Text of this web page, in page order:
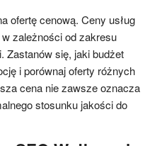
ofertę cenową. Ceny usług
zależności od zakresu
Zastanów się, jaki budżet
i porównaj oferty różnych
cena nie zawsze oznacza
stosunku jakości do